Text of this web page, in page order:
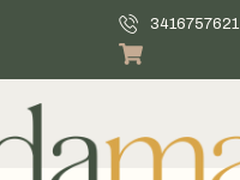
3416757621